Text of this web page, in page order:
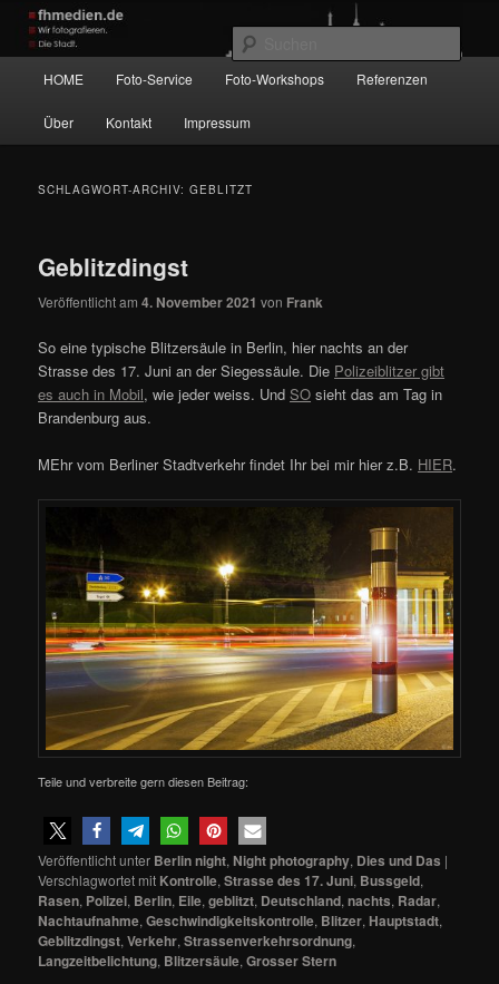
Zum
primären
Inhalt
springen
Zum
sekundären
Inhalt
springen
Wir fotografieren die Hauptstadt!
HOME Foto-Service Foto-Workshops Referenzen
Über Kontakt Impressum
SCHLAGWORT-ARCHIV:GEBLITZT
Geblitzdingst
Veröffentlicht am4. November 2021 von Frank
So eine typische Blitzersäule in Berlin, hier nachts an der
Strasse des 17. Juni an der Siegessäule. Die Polizeiblitzer gibt
es auch in Mobil, wie jeder weiss. UndSO sieht das am Tag in
Brandenburg aus.
MEhr vom Berliner Stadtverkehr findet Ihr bei mir hier z.B. HIER.
Teile und verbreite gern diesen Beitrag:
Veröffentlicht unter Berlin night, Night photography, Dies und Das |
Verschlagwortet mit Kontrolle,Strasse des 17. Juni, Bussgeld,
Rasen, Polizei, Berlin, Eile,geblitzt, Deutschland,nachts, Radar,
Nachtaufnahme,Geschwindigkeitskontrolle, Blitzer, Hauptstadt,
Geblitzdingst,Verkehr,Strassenverkehrsordnung,
Langzeitbelichtung, Blitzersäule,Grosser Stern